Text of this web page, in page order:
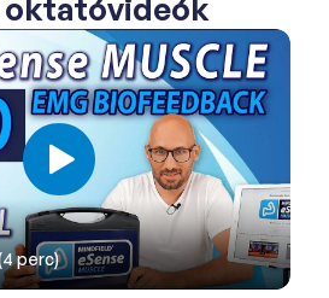
oktatóvideók
perc)